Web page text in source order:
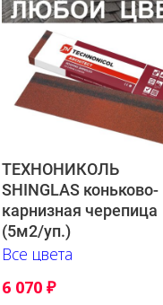
ТЕХНОНИКОЛЬ
SHINGLAS коньково-
карнизная черепица
(5м2/уп.)
Все цвета
6 070 ₽